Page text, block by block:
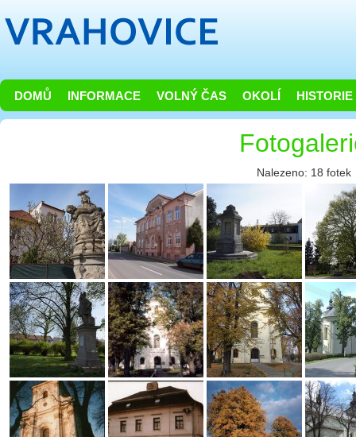
DOMŮ INFORMACE VOLNÝ ČAS OKOLÍ HISTORIE
Nalezeno: 18 fotek